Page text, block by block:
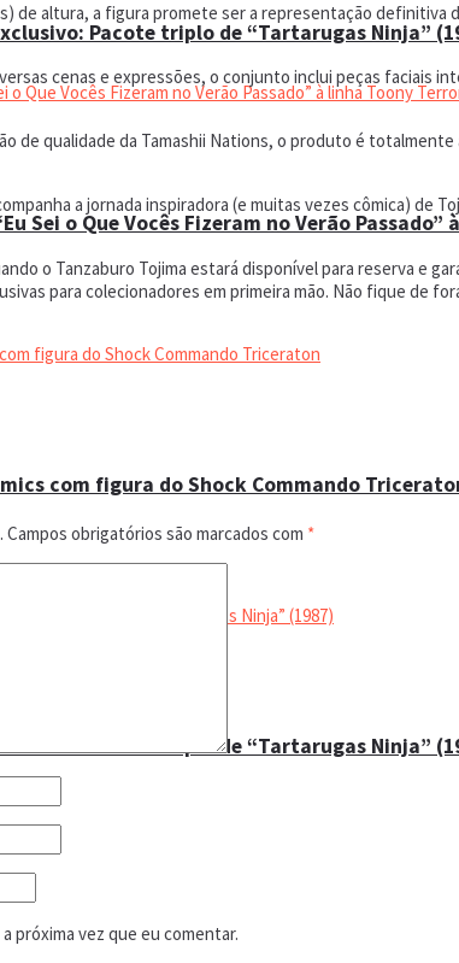
Sei o Que Vocês Fizeram no Verão
com figura do Shock Commando
Pacote triplo de “Tartarugas Ninja”
Pacote triplo de “Tartarugas Ninja”
de altura, a figura promete ser a representação definitiva
cenas e expressões, o conjunto inclui peças faciais
de qualidade da Tamashii Nations, o produto é
a jornada inspiradora (e muitas vezes cômica) de
o Tanzaburo Tojima estará disponível para reserva e
para colecionadores em primeira mão. Não fique de
Campos obrigatórios são marcados com *
próxima vez que eu comentar.